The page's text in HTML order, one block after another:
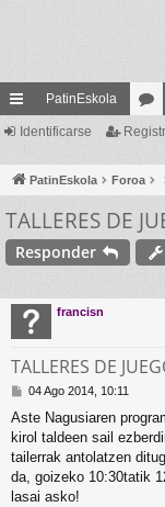
nl
ac
es
rá
pi
do
PatinEskola
or
os
Identificarse
PatinEskola Foroa
TALLERES DE
Responder
francisn
TALLERES DE
M
n
s
a
j
e
04 Ago 2014, 10:11
Aste Nagusiaren
kirol taldeen sail
tailerrak antolatzen
da, goizeko 10:30tatik
lasai asko!